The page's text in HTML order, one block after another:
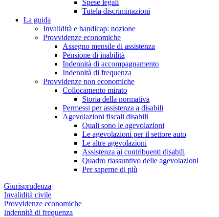
Spese legali
Tutela discriminazioni
La guida
Invalidità e handicap: nozione
Provvidenze economiche
Assegno mensile di assistenza
Pensione di inabilità
Indennità di accompagnamento
Indennità di frequenza
Provvidenze non economiche
Collocamento mirato
Storia della normativa
Permessi per assistenza a disabili
Agevolazioni fiscali disabili
Quali sono le agevolazioni
Le agevolazioni per il settore auto
Le altre agevolazioni
Assistenza ai contribuenti disabili
Quadro riassuntivo delle agevolazioni
Per saperne di più
Giurisprudenza
Invalidità civile
Provvidenze economiche
Indennità di frequenza